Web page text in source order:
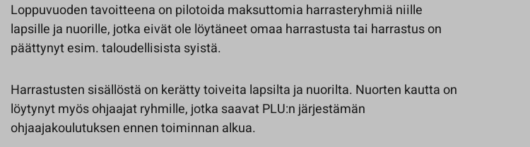
Loppuvuoden tavoitteena on pilotoida maksuttomia harrasteryhmiä niille
lapsille ja nuorille, jotka eivät ole löytäneet omaa harrastusta tai harrastus on
päättynyt esim. taloudellisista syistä.
Harrastusten sisällöstä on kerätty toiveita lapsilta ja nuorilta. Nuorten kautta on
löytynyt myös ohjaajat ryhmille, jotka saavat PLU:n järjestämän
ohjaajakoulutuksen ennen toiminnan alkua.